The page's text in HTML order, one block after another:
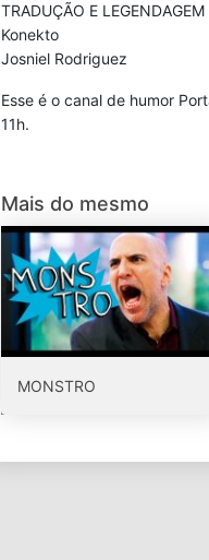
TRADUÇÃO E LEGENDAGEM
Konekto
Josniel Rodriguez
Esse é o canal de humor
11h.
Mais do mesmo
MONSTRO